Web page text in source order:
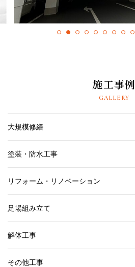
お問い合わせ
施工事例
GALLERY
大規模修繕
塗装・防水工事
リフォーム・リノベーション
足場組み立て
解体工事
その他工事